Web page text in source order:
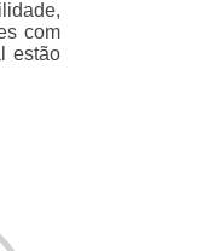
com
estão